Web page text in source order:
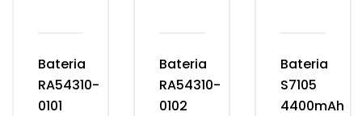
Bateria
RA54310-
0101
Bateria
RA54310-
0102
Bateria
S7105
4400mAh